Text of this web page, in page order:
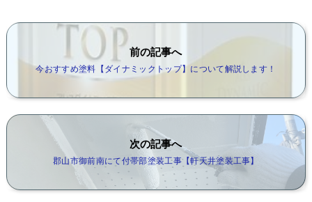
前の記事へ
今おすすめ塗料【ダイナミックトップ】について解説します！
次の記事へ
郡山市御前南にて付帯部塗装工事【軒天井塗装工事】